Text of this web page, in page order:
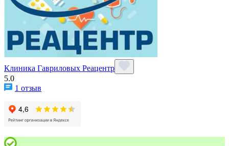
Клиника Гавриловых Реацентр
5.0
1 отзыв